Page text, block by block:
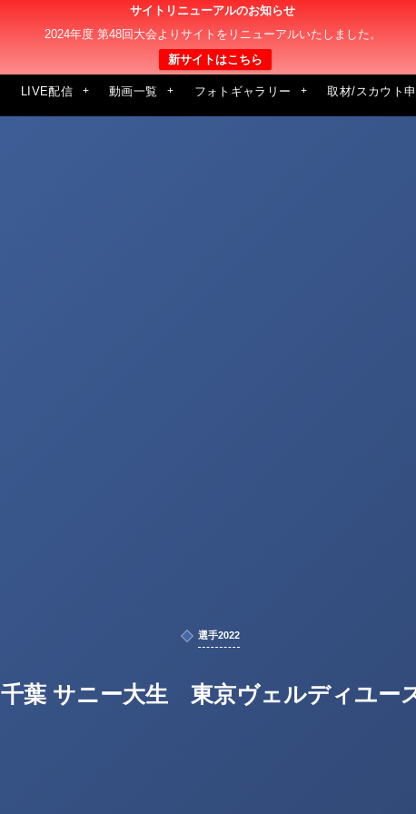
サイトリニューアルのお知らせ
2024年度 第48回大会よりサイトをリニューアルいたしました。
新サイトはこちら
LIVE配信 動画一覧 フォトギャラリー 取材/スカウト
選手2022
千葉 サニー大生 東京ヴェルディユー